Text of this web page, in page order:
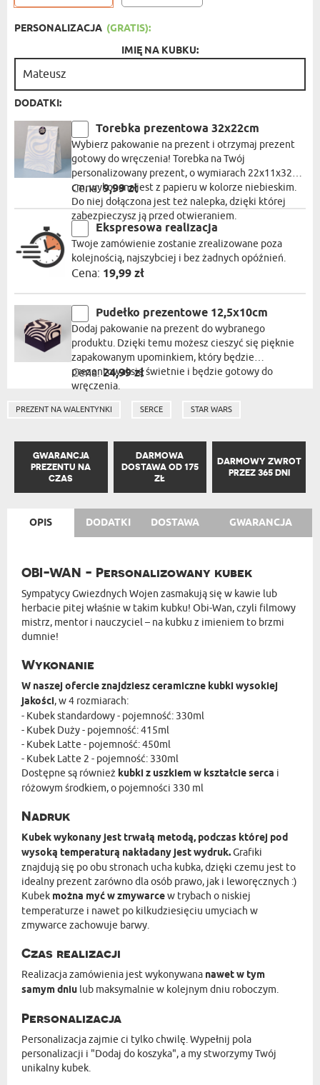
PERSONALIZACJA (GRATIS):
IMIĘ NA KUBKU:
DODATKI:
Torebka prezentowa 32x22cm
Wybierz pakowanie na prezent i otrzymaj prezent
gotowy do wręczenia! Torebka na Twój
personalizowany prezent, o wymiarach 22x11x32
cm, wykonana jest z papieru w kolorze niebieskim.
Do niej dołączona jest też nalepka, dzięki której
zabezpieczysz ją przed otwieraniem.
Cena:9,99 zł
Ekspresowa realizacja
Twoje zamówienie zostanie zrealizowane poza
kolejnością, najszybciej i bez żadnych opóźnień.
Cena: 19,99 zł
Pudełko prezentowe 12,5x10cm
Dodaj pakowanie na prezent do wybranego
produktu. Dzięki temu możesz cieszyć się pięknie
zapakowanym upominkiem, który będzie
prezentował się świetnie i będzie gotowy do
wręczenia.
Cena:24,99 zł
PREZENT NA WALENTYNKI SERCE STAR WARS
GWARANCJA
PREZENTU NA
CZAS
DARMOWA
DOSTAWA OD 175
ZŁ
DARMOWY ZWROT
PRZEZ 365 DNI
OPIS DODATKI DOSTAWA GWARANCJA
OBI-WAN - Personalizowany kubek
Sympatycy Gwiezdnych Wojen zasmakują się w kawie lub
herbacie pitej właśnie w takim kubku! Obi-Wan, czyli filmowy
mistrz, mentor i nauczyciel – na kubku z imieniem to brzmi
dumnie!
Wykonanie
W naszej ofercie znajdziesz ceramiczne kubki wysokiej
jakości, w 4 rozmiarach:
- Kubek standardowy - pojemność: 330ml
- Kubek Duży - pojemność: 415ml
- Kubek Latte - pojemność: 450ml
- Kubek Latte 2 - pojemność: 330ml
Dostępne są również kubki z uszkiem w kształcie serca i
różowym środkiem, o pojemności 330 ml
Nadruk
Kubek wykonany jest trwałą metodą, podczas której pod
wysoką temperaturą nakładany jest wydruk.Grafiki
znajdują się po obu stronach ucha kubka, dzięki czemu jest to
idealny prezent zarówno dla osób prawo, jak i leworęcznych :)
Kubek można myć w zmywarcew trybach o niskiej
temperaturze i nawet po kilkudziesięciu umyciach w
zmywarce zachowuje barwy.
Czas realizacji
Realizacja zamówienia jest wykonywana nawet w tym
samym dniu lub maksymalnie w kolejnym dniu roboczym.
Personalizacja
Personalizacja zajmie ci tylko chwilę. Wypełnij pola
personalizacji i "Dodaj do koszyka", a my stworzymy Twój
unikalny kubek.